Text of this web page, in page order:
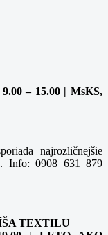
– 15.00 | MsKS,
najrozličnejšie
Info: 0908 631 879
TEXTILU